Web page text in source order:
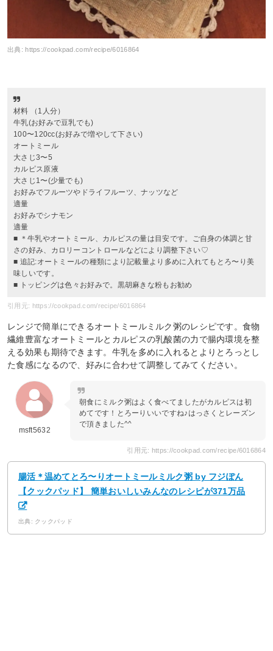
出典:https://cookpad.com/recipe/6016864
材料 （1人分）
牛乳(お好みで豆乳でも)
100〜120cc(お好みで増やして下さい)
オートミール
大さじ3〜5
カルピス原液
大さじ1〜(少量でも)
お好みでフルーツやドライフルーツ、ナッツなど
適量
お好みでシナモン
適量
■ ＊牛乳やオートミール、カルピスの量は目安です。ご自身の体調と甘
さの好み、カロリーコントロールなどにより調整下さい♡
■ 追記:オートミールの種類により記載量より多めに入れてもとろ〜り美
味しいです。
■ トッピングは色々お好みで。黒胡麻きな粉もお勧め
引用元: https://cookpad.com/recipe/6016864
レンジで簡単にできるオートミールミルク粥のレシピです。食物
繊維豊富なオートミールとカルピスの乳酸菌の力で腸内環境を整
える効果も期待できます。牛乳を多めに入れるとよりとろっとし
た食感になるので、好みに合わせて調整してみてください。
msft5632
朝食にミルク粥はよく食べてましたがカルピスは初
めてです！とろーりいいですね♪はっさくとレーズン
で頂きました^^
引用元: https://cookpad.com/recipe/6016864
腸活＊温めてとろ〜りオートミールミルク粥 by フジぽん
【クックパッド】 簡単おいしいみんなのレシピが371万品
出典: クックパッド